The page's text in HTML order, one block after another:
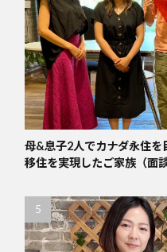
母&息子2人でカナダ永住
移住を実現したご家族（面